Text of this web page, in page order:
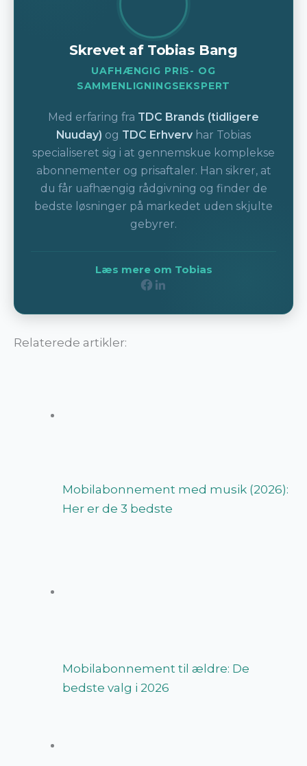
Skrevet af Tobias Bang
UAFHÆNGIG PRIS- OG
SAMMENLIGNINGSEKSPERT
Med erfaring fra TDC Brands (tidligere
Nuuday) og TDC Erhverv har Tobias
specialiseret sig i at gennemskue komplekse
abonnementer og prisaftaler. Han sikrer, at
du får uafhængig rådgivning og finder de
bedste løsninger på markedet uden skjulte
gebyrer.
Læs mere om Tobias
Relaterede artikler:
Mobilabonnement med musik (2026):
Her er de 3 bedste
Mobilabonnement til ældre: De
bedste valg i 2026